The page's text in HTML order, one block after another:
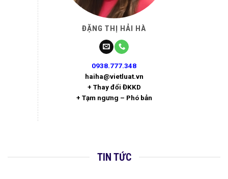
ĐẶNG THỊ HẢI HÀ
0938.777.348
haiha@vietluat.vn
+ Thay đổi ĐKKD
+ Tạm ngưng – Phó bản
TIN TỨC